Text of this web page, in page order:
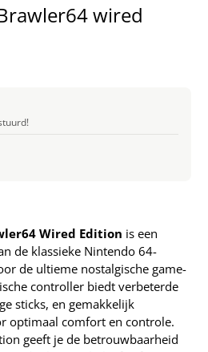
wired
Wired Edition is een
de klassieke Nintendo 64-
de ultieme nostalgische game-
controller biedt verbeterde
sticks, en gemakkelijk
optimaal comfort en controle.
geeft je de betrouwbaarheid